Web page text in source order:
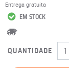
Entrega gratuita
EM STOCK
QUANTIDADE